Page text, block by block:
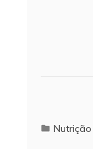
Nutrição